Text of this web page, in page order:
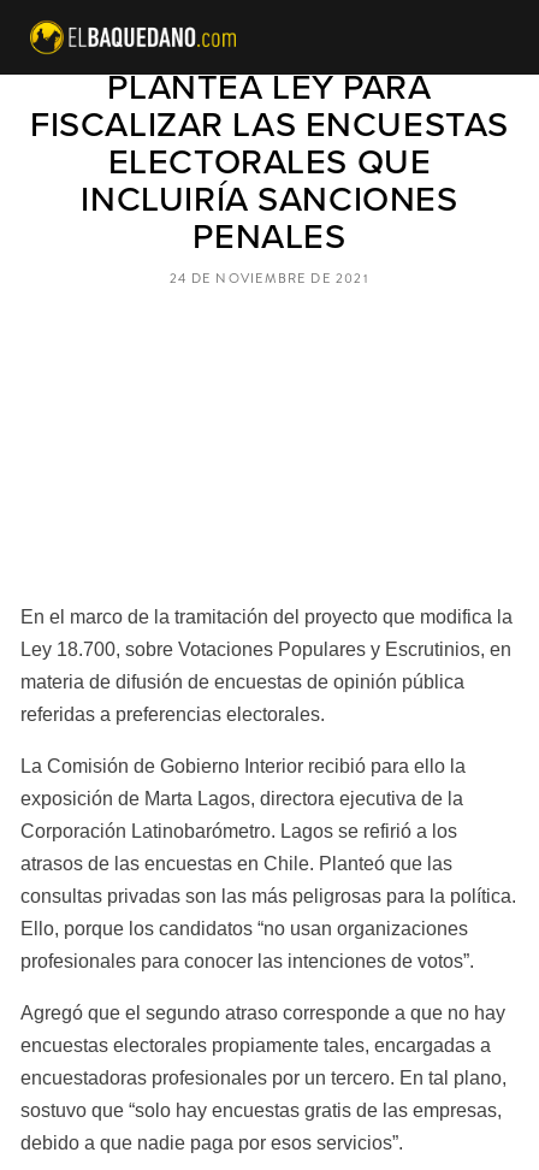
CÁMARA DE DIPUTADOS
PLANTEA LEY PARA
FISCALIZAR LAS ENCUESTAS
ELECTORALES QUE
INCLUIRÍA SANCIONES
PENALES
En el marco de la tramitación del proyecto que modifica la
Ley 18.700, sobre Votaciones Populares y Escrutinios, en
materia de difusión de encuestas de opinión pública
referidas a preferencias electorales.
La Comisión de Gobierno Interior recibió para ello la
exposición de Marta Lagos, directora ejecutiva de la
Corporación Latinobarómetro. Lagos se refirió a los
atrasos de las encuestas en Chile. Planteó que las
consultas privadas son las más peligrosas para la política.
Ello, porque los candidatos “no usan organizaciones
profesionales para conocer las intenciones de votos”.
Agregó que el segundo atraso corresponde a que no hay
encuestas electorales propiamente tales, encargadas a
encuestadoras profesionales por un tercero. En tal plano,
sostuvo que “solo hay encuestas gratis de las empresas,
debido a que nadie paga por esos servicios”.
24 DE NOVIEMBRE DE 2021